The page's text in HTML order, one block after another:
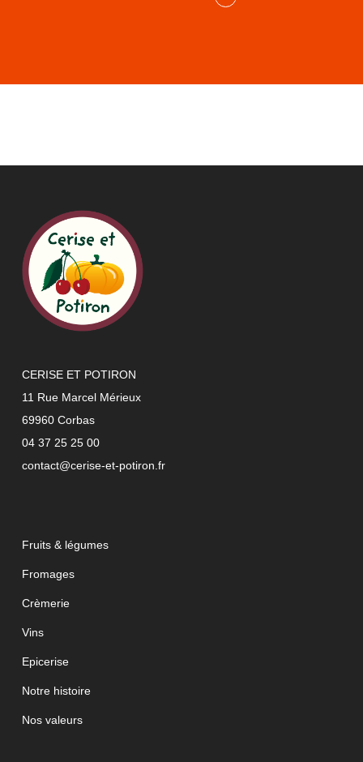
CERISE ET POTIRON
11 Rue Marcel Mérieux
69960 Corbas
04 37 25 25 00
contact@cerise-et-potiron.fr
Fruits & légumes
Fromages
Crèmerie
Vins
Epicerise
Notre histoire
Nos valeurs